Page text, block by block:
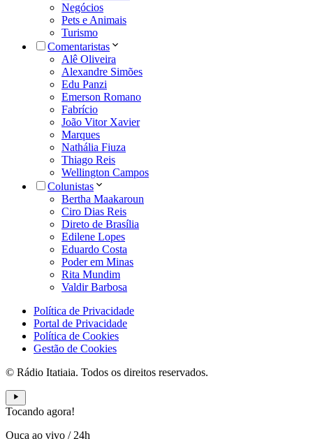
Negócios
Pets e Animais
Turismo
Comentaristas
Alê Oliveira
Alexandre Simões
Edu Panzi
Emerson Romano
Fabrício
João Vitor Xavier
Marques
Nathália Fiuza
Thiago Reis
Wellington Campos
Colunistas
Bertha Maakaroun
Ciro Dias Reis
Direto de Brasília
Edilene Lopes
Eduardo Costa
Poder em Minas
Rita Mundim
Valdir Barbosa
Política de Privacidade
Portal de Privacidade
Política de Cookies
Gestão de Cookies
© Rádio Itatiaia. Todos os direitos reservados.
Tocando agora!
Ouça ao vivo / 24h